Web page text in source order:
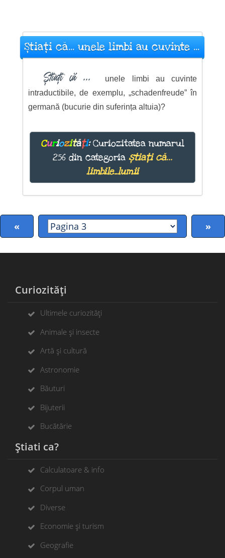
Știați că... unele limbi au cuvinte ...
Știați că ...
unele limbi au cuvinte
intraductibile, de exemplu, „schadenfreude” în
germană (bucurie din suferința altuia)?
Curiozități:Curiozitatea numarul
256 din categoria știați că...
limbile_lumii
« »
Curiozități
Ultimele curiozități
Animale și insecte
Artă și cultură
Astronomie
Băuturi
Bijuterii
Bucătărie
Știati ca?
Calculatoare & info
Corpul uman
Diverse
Economie și turism
Geografie